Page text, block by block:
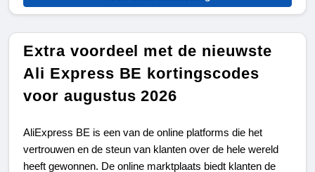
Extra voordeel met de nieuwste
Ali Express BE kortingscodes
voor augustus 2026
AliExpress BE is een van de online platforms die het
vertrouwen en de steun van klanten over de hele wereld
heeft gewonnen. De online marktplaats biedt klanten de